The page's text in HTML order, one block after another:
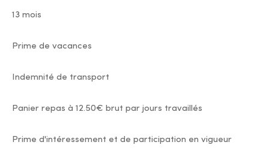
13 mois
Prime de vacances
Indemnité de transport
Panier repas à 12.50€ brut par jours travaillés
Prime d'intéressement et de participation en vigueur